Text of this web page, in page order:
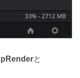
pRenderと